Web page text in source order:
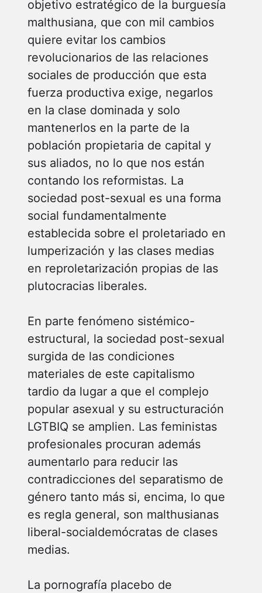
objetivo estratégico de la burguesía
malthusiana, que con mil cambios
quiere evitar los cambios
revolucionarios de las relaciones
sociales de producción que esta
fuerza productiva exige, negarlos
en la clase dominada y solo
mantenerlos en la parte de la
población propietaria de capital y
sus aliados, no lo que nos están
contando los reformistas. La
sociedad post-sexual es una forma
social fundamentalmente
establecida sobre el proletariado en
lumperización y las clases medias
en reproletarización propias de las
plutocracias liberales.
En parte fenómeno sistémico-
estructural, la sociedad post-sexual
surgida de las condiciones
materiales de este capitalismo
tardio da lugar a que el complejo
popular asexual y su estructuración
LGTBIQ se amplien. Las feministas
profesionales procuran además
aumentarlo para reducir las
contradicciones del separatismo de
género tanto más si, encima, lo que
es regla general, son malthusianas
liberal-socialdemócratas de clases
medias.
La pornografía placebo de